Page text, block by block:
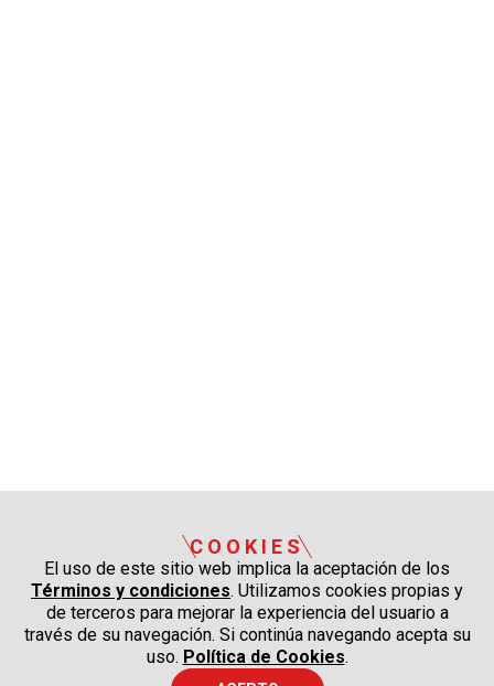
COOKIES
El uso de este sitio web implica la aceptación de los
Términos y condiciones. Utilizamos cookies propias y
de terceros para mejorar la experiencia del usuario a
través de su navegación. Si continúa navegando acepta su
uso. Política de Cookies.